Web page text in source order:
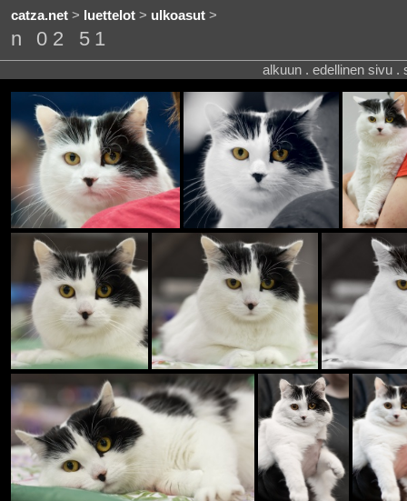
catza.net> luettelot> ulkoasut>
n 02 51
alkuun . edellinen sivu .